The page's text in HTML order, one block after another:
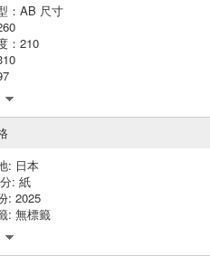
：AB 尺寸
：210
: 日本
: 紙
: 2025
: 無標籤